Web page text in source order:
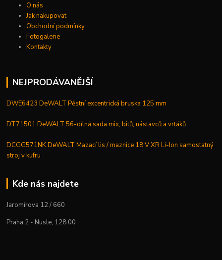
O nás
Jak nakupovat
Obchodní podmínky
Fotogalerie
Kontakty
NEJPRODÁVANĚJŠÍ
DWE6423 DeWALT Pěstní excentrická bruska 125 mm
DT71501 DeWALT 56-dílná sada mix, bitů, nástavců a vrtáků
DCGG571NK DeWALT Mazací lis / maznice 18 V XR Li-Ion samostatný
stroj v kufru
Kde nás najdete
Jaromírova 12 / 660
Praha 2 - Nusle, 128 00